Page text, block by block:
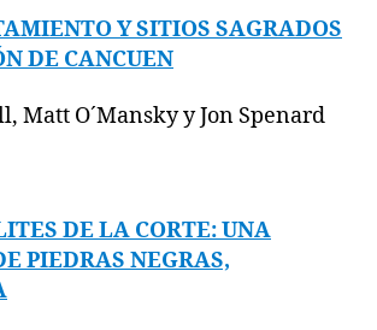
Y SITIOS SAGRADOS
DE CANCUEN
Matt O´Mansky y Jon Spenard
DE LA CORTE: UNA
PIEDRAS NEGRAS,